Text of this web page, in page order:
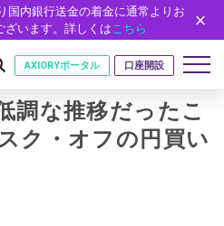
国内銀行送金の着金に通常よりお
ざいます。詳しくはこちら
AXIORYポータル 口座開設
調な推移だったこ
ク・オフの円買い